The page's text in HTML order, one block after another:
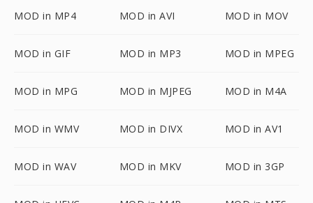
MOD in MP4 MOD in AVI MOD in MOV
MOD in GIF MOD in MP3 MOD in MPEG
MOD in MPG MOD in MJPEG MOD in M4A
MOD in WMV MOD in DIVX MOD in AV1
MOD in WAV MOD in MKV MOD in 3GP